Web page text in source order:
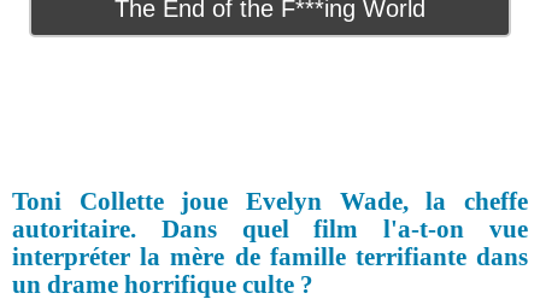
The End of the F***ing World
Toni Collette joue Evelyn Wade, la cheffe
autoritaire. Dans quel film l'a-t-on vue
interpréter la mère de famille terrifiante dans
un drame horrifique culte ?